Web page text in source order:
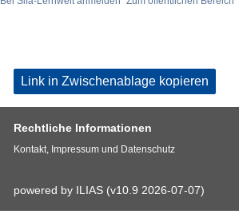
Link in Zwischenablage kopieren
Rechtliche Informationen
Kontakt, Impressum und Datenschutz
powered by ILIAS (v10.9 2026-07-07)